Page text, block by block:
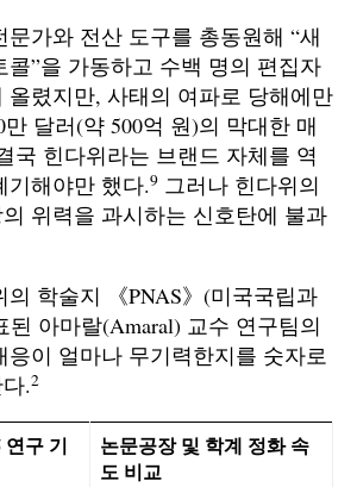
문가와 전산 도구를 총동원해 “새
콜”을 가동하고 수백 명의 편집자
올렸지만, 사태의 여파로 당해에만
만 달러(약 500억 원)의 막대한 매
국 힌다위라는 브랜드 자체를 역
기해야만 했다.9 그러나 힌다위의
위력을 과시하는 신호탄에 불과
의 학술지 《PNAS》(미국국립과
된 아마랄(Amaral) 교수 연구팀의
응이 얼마나 무기력한지를 숫자로
.2
연구 기
논문공장 및 학계 정화 속
도 비교